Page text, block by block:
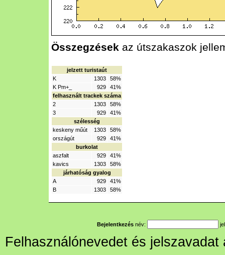
Összegzések az útszakaszok
jelzett turistaút
K
1303
58%
K Pm+_
929
41%
felhasznált trackek száma
2
1303
58%
3
929
41%
szélesség
keskeny műút
1303
58%
országút
929
41%
burkolat
aszfalt
929
41%
kavics
1303
58%
járhatóság gyalog
A
929
41%
B
1303 58%
Bejelentkezés név:
Felhasználónevedet és